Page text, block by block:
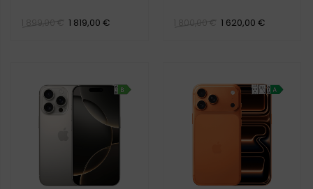
1 899,00 € 1 819,00 € 1 800,00 € 1 620,00 €